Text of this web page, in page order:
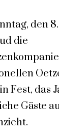
den
die
Fest, das
Gäste